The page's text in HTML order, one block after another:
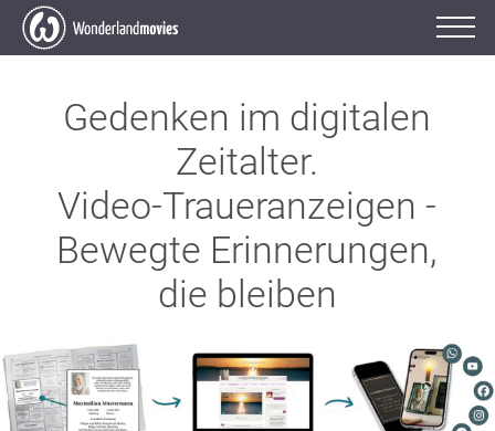
Gedenken im digitalen
Zeitalter.
Video-Traueranzeigen -
Bewegte Erinnerungen,
die bleiben